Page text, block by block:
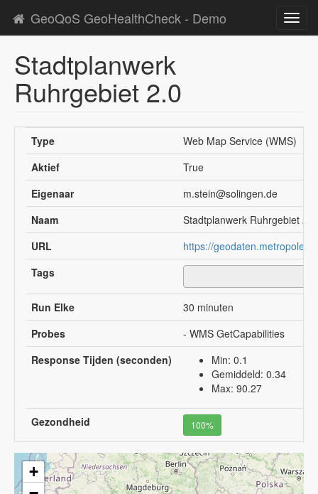
GeoQoS GeoHealthCheck - Demo
Stadtplanwerk
Ruhrgebiet 2.0
Type
Web Map Service (WMS)
Aktief
True
Eigenaar
m.stein@solingen.de
Naam
Stadtplanwerk Ruhrgebiet 2.0
URL
https://
Tags
Run Elke
30 minuten
Probes
- WMS GetCapabilities
Response Tijden (seconden)
Min: 0.1
Gemiddeld: 0.34
Max: 90.27
Gezondheid 100%
+